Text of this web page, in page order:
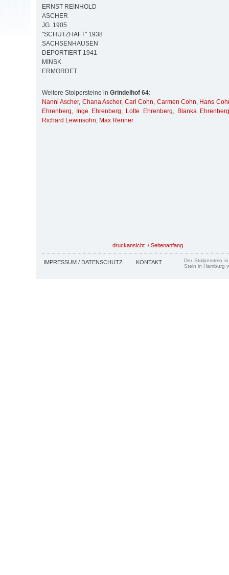
ERNST REINHOLD
ASCHER
JG. 1905
"SCHUTZHAFT" 1938
SACHSENHAUSEN
DEPORTIERT 1941
MINSK
ERMORDET
Weitere Stolpersteine in Grindelhof 64:
Nanni Ascher, Chana Ascher, Carl Cohn, Carmen Cohn, Hans
Ehrenberg, Inge Ehrenberg, Lotte Ehrenberg, Blanka Ehrenberg
Richard Lewinsohn, Max Renner
druckansicht / Seitenanfang
IMPRESSUM / DATENSCHUTZ KONTAKT
Der Stolperstein
Stein in Hamburg